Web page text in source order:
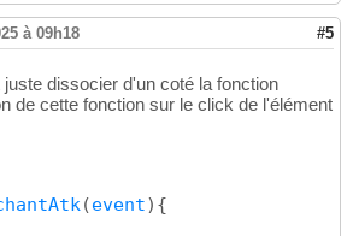
à 09h18 #5
dissocier d'un coté la fonction
de cette fonction sur le click de l'élément
(event) {